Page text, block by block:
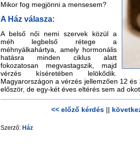
Mikor fog megjönni a mensesem?
A Ház válasza:
A belső női nemi szervek közül a
méh legbelső rétege a
méhnyálkahártya, amely hormonális
hatásra minden ciklus alatt
fokozatosan megvastagszik, majd
vérzés kíséretében lelökődik.
Magyarországon a vérzés jellemzően 12
először, de egy-két éves eltérés sem ad
<< előző kérdés||
Szerző: Ház